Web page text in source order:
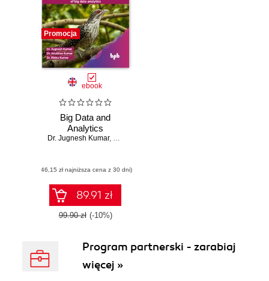
Promocja
ebook
Big Data and
Analytics
Dr. Jugnesh Kumar, Dr. Anubhav Kumar
(46,15 zł najniższa cena z 30 dni)
89.91 zł
99.90 zł (-10%)
Program partnerski - zarabiaj
więcej »